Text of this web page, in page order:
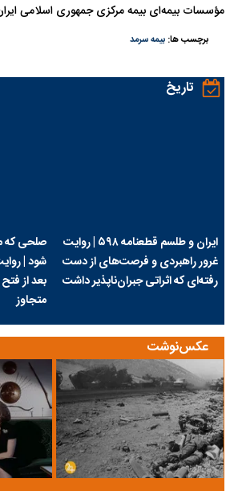
مؤسسات بیمه‌ای بیمه مرکزی جمهوری اسلامی ایران
برچسب ها:بیمه سرمد
تاریخ
ایران و طلسم قطعنامه ۵۹۸ | روایت
غرور راهبردی و فرصت‌های از دست
رفته‌ای که اثراتی جبران‌ناپذیر داشت
صلحی که
شود |
بعد از
متجاوز
عکس‌نوشت